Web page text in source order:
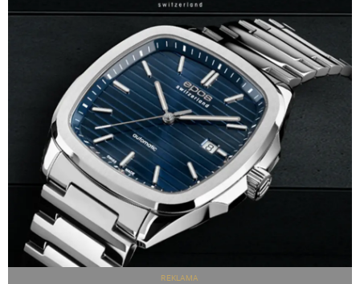
REKLAMA